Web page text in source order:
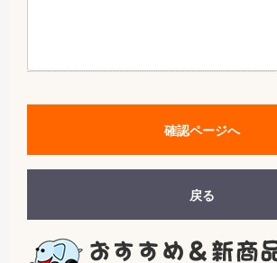
確認ページへ
戻る